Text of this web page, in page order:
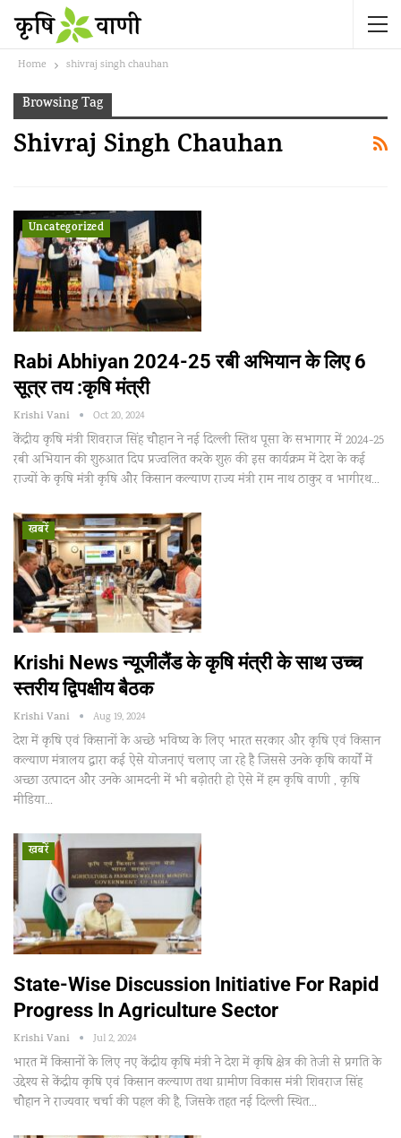
Home shivraj singh chauhan
Browsing Tag
Shivraj Singh Chauhan
Uncategorized
Rabi Abhiyan 2024-25 रबी अभियान के लिए 6
सूत्र तय :कृषि मंत्री
Krishi Vani Oct 20, 2024
केंद्रीय कृषि मंत्री शिवराज सिंह चौहान ने नई दिल्ली स्तिथ पूसा के सभागार में 2024-25
रबी अभियान की शुरुआत दिप प्रज्वलित करके शुरू की इस कार्यक्रम में देश के कई
राज्यों के कृषि मंत्री कृषि और किसान कल्याण राज्य मंत्री राम नाथ ठाकुर व भागीरथ…
खबरें
Krishi News न्यूजीलैंड के कृषि मंत्री के साथ उच्च
स्तरीय द्विपक्षीय बैठक
Krishi Vani Aug 19, 2024
देश में कृषि एवं किसानों के अच्छे भविष्य के लिए भारत सरकार और कृषि एवं किसान
कल्याण मंत्रालय द्वारा कई ऐसे योजनाएं चलाए जा रहे है जिससे उनके कृषि कार्यों में
अच्छा उत्पादन और उनके आमदनी में भी बढ़ोतरी हो ऐसे में हम कृषि वाणी , कृषि
मीडिया…
खबरें
State-Wise Discussion Initiative For Rapid
Progress In Agriculture Sector
Krishi Vani Jul 2, 2024
भारत में किसानों के लिए नए केंद्रीय कृषि मंत्री ने देश में कृषि क्षेत्र की तेजी से प्रगति के
उद्देश्य से केंद्रीय कृषि एवं किसान कल्याण तथा ग्रामीण विकास मंत्री शिवराज सिंह
चौहान ने राज्यवार चर्चा की पहल की है, जिसके तहत नई दिल्ली स्थित…